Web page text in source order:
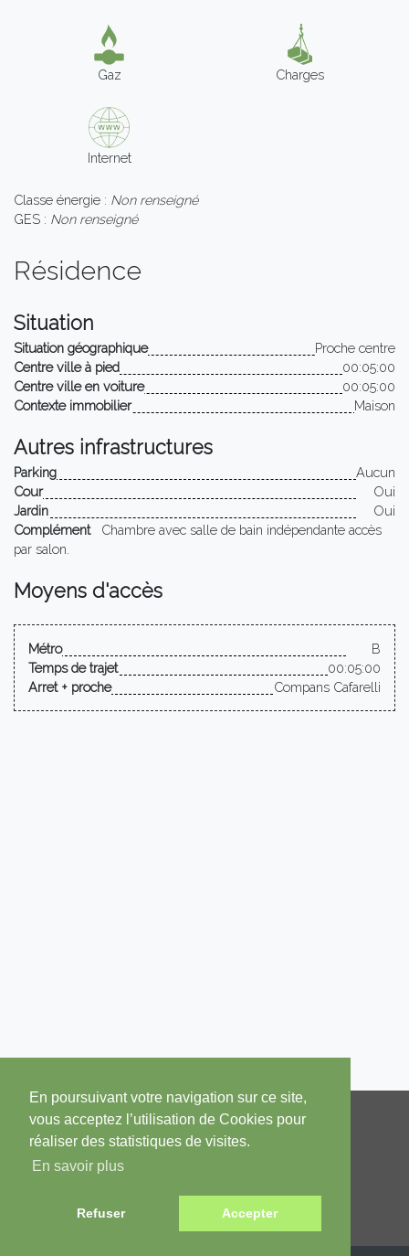
En poursuivant votre navigation sur ce site,
vous acceptez l’utilisation de Cookies pour
réaliser des statistiques de visites.
En savoir plus
Refuser Accepter
Gaz Charges
Internet
Classe énergie : Non renseigné
GES : Non renseigné
Résidence
Situation
Situation géographique
Proche centre
Centre ville à pied
00:05:00
Centre ville en voiture
00:05:00
Contexte immobilier
Maison
Autres infrastructures
Parking
Aucun
Cour
Oui
Jardin
Oui
Complément Chambre avec salle de bain indépendante accès
par salon.
Moyens d'accès
Métro
B
Temps de trajet
00:05:00
Arret + proche
Compans Cafarelli
TARIFS
Étudiant / Alternant
Propriétaire